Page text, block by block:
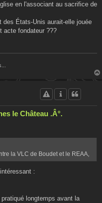
en l'associant au sacrifice de
des États-Unis aurait-elle jouée
acte fondateur ???
le Château .Â°.
la VLC de Boudet et le REAA,
:
longtemps avant la